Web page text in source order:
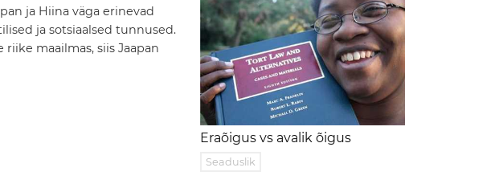
ja Hiina väga erinevad
ja sotsiaalsed tunnused.
maailmas, siis Jaapan
Eraõigus vs avalik õigus
Seaduslik